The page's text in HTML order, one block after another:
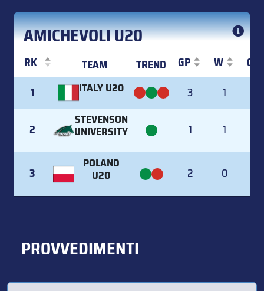
AMICHEVOLI U20
RK TEAM TREND GP W
TEAM TREND
1 ITALY U20 3 1
2
STEVENSON
UNIVERSITY 1 1
3
POLAND
U20 2 0
PROVVEDIMENTI